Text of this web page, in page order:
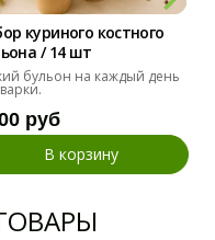
куриного костного
/ 14 шт
бульон на каждый день
руб
В корзину